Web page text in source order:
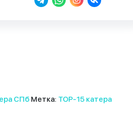
СПб Метка: TOP-15 катера